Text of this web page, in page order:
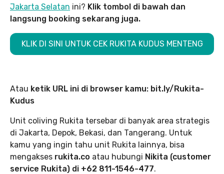
Jakarta Selatan ini? Klik tombol di bawah dan
langsung booking sekarang juga.
KLIK DI SINI UNTUK CEK RUKITA KUDUS MENTENG
Atau ketik URL ini di browser kamu: bit.ly/Rukita-
Kudus
Unit coliving Rukita tersebar di banyak area strategis
di Jakarta, Depok, Bekasi, dan Tangerang. Untuk
kamu yang ingin tahu unit Rukita lainnya, bisa
mengakses rukita.co atau hubungi Nikita (customer
service Rukita) di +62 811-1546-477.